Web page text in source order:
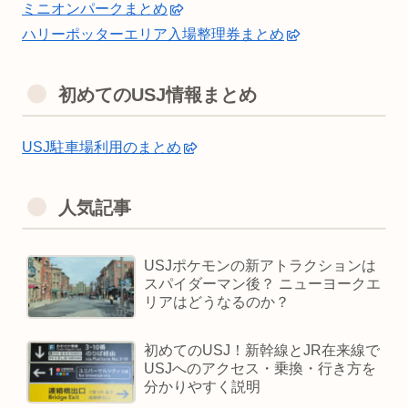
ミニオンパークまとめ
ハリーポッターエリア入場整理券まとめ
初めてのUSJ情報まとめ
USJ駐車場利用のまとめ
人気記事
USJポケモンの新アトラクションは
スパイダーマン後？ ニューヨークエ
リアはどうなるのか？
初めてのUSJ！新幹線とJR在来線で
USJへのアクセス・乗換・行き方を
分かりやすく説明